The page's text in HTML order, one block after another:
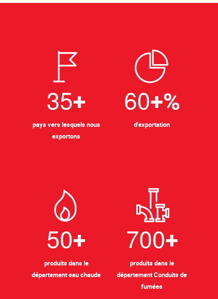
35+
pays vers lesquels nous
exportons
60+%
d'exportation
50+
produits dans le
département eau chaude
700+
produits dans le
département Conduits de
fumées